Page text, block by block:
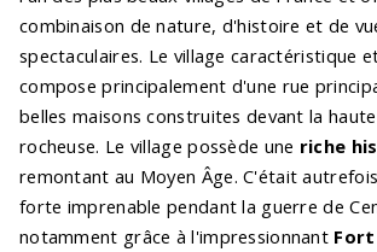
combinaison de nature, d'histoire et de
spectaculaires. Le village caractéristique
compose principalement d'une rue
belles maisons construites devant la
rocheuse. Le village possède une riche
remontant au Moyen Âge. C'était
forte imprenable pendant la guerre de
notamment grâce à l'impressionnant Fort